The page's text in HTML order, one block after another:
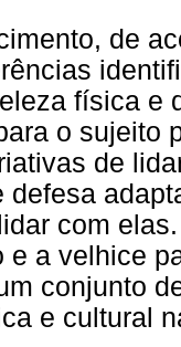
de
física e
o sujeito
de
defesa
com
e a velhice
conjunto
e cultural